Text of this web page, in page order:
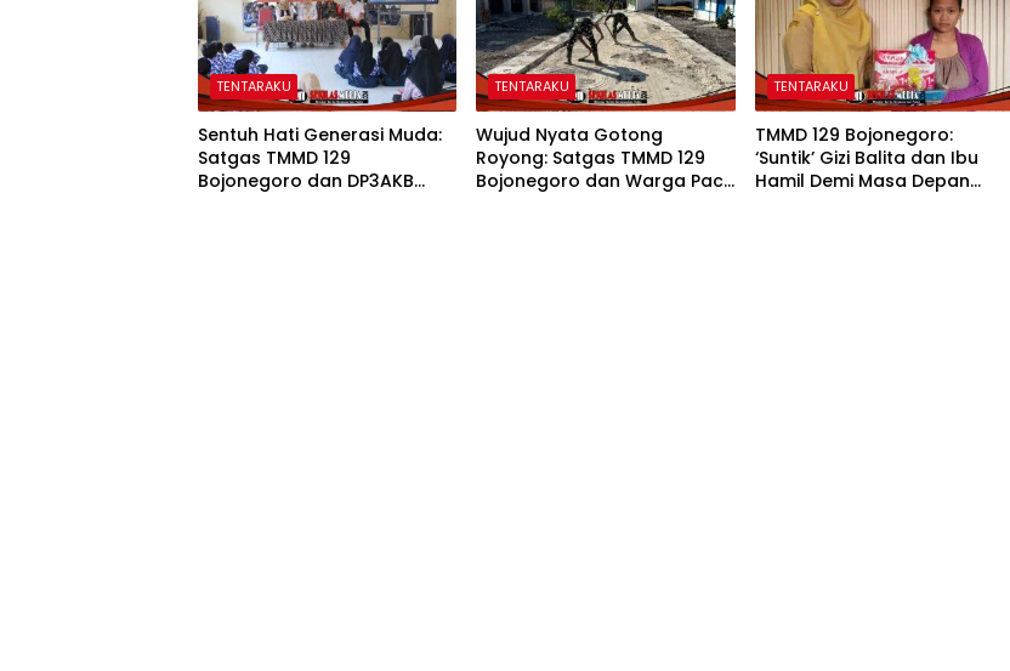
TENTARAKU
Sentuh Hati Generasi Muda:
Satgas TMMD 129
Bojonegoro dan DP3AKB
TENTARAKU
Wujud Nyata Gotong
Royong: Satgas TMMD 129
Bojonegoro dan Warga Pacu
TENTARAKU
TMMD 129 Bojonegoro:
‘Suntik’ Gizi Balita dan Ibu
Hamil Demi Masa Depan